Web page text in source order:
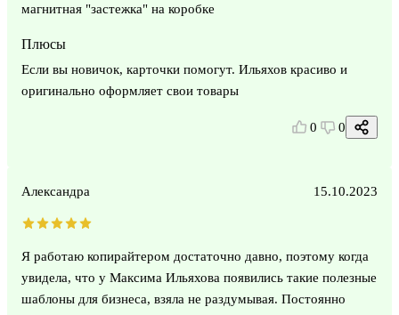
магнитная "застежка" на коробке
Плюсы
Если вы новичок, карточки помогут. Ильяхов красиво и
оригинально оформляет свои товары
0 0
Александра 15.10.2023
Я работаю копирайтером достаточно давно, поэтому когда
увидела, что у Максима Ильяхова появились такие полезные
шаблоны для бизнеса, взяла не раздумывая. Постоянно